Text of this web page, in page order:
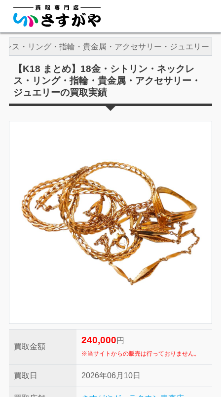
ス・リング・指輪・貴金属・アクセサリー・ジュエリー
【K18 まとめ】18金・シトリン・ネックレ
ス・リング・指輪・貴金属・アクセサリー・
ジュエリーの買取実績
買取金額
240,000 円
※当サイトからの販売は行っておりません。
買取日 2026年06月10日